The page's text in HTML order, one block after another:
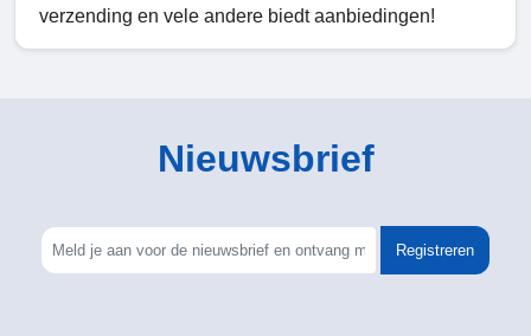
verzending en vele andere biedt aanbiedingen!
Nieuwsbrief
Registreren